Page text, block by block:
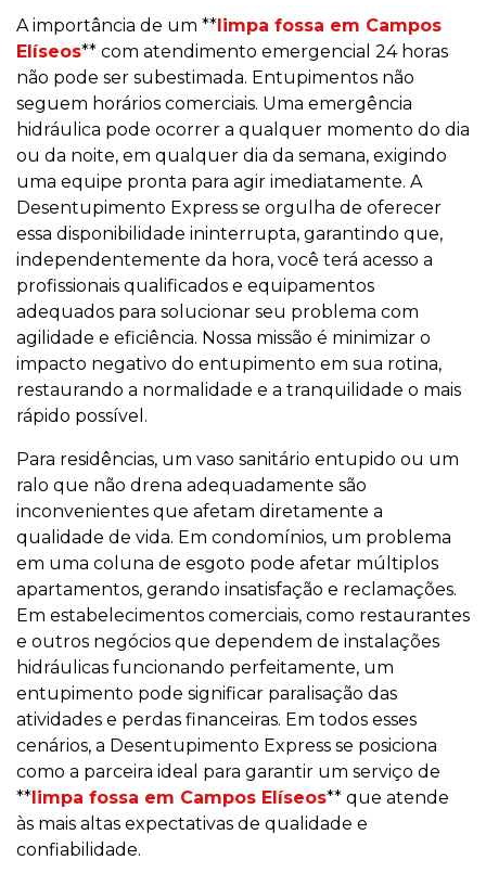
A importância de um ** limpa fossa em Campos
Elíseos** com atendimento emergencial 24 horas
não pode ser subestimada. Entupimentos não
seguem horários comerciais. Uma emergência
hidráulica pode ocorrer a qualquer momento do dia
ou da noite, em qualquer dia da semana, exigindo
uma equipe pronta para agir imediatamente. A
Desentupimento Express se orgulha de oferecer
essa disponibilidade ininterrupta, garantindo que,
independentemente da hora, você terá acesso a
profissionais qualificados e equipamentos
adequados para solucionar seu problema com
agilidade e eficiência. Nossa missão é minimizar o
impacto negativo do entupimento em sua rotina,
restaurando a normalidade e a tranquilidade o mais
rápido possível.
Para residências, um vaso sanitário entupido ou um
ralo que não drena adequadamente são
inconvenientes que afetam diretamente a
qualidade de vida. Em condomínios, um problema
em uma coluna de esgoto pode afetar múltiplos
apartamentos, gerando insatisfação e reclamações.
Em estabelecimentos comerciais, como restaurantes
e outros negócios que dependem de instalações
hidráulicas funcionando perfeitamente, um
entupimento pode significar paralisação das
atividades e perdas financeiras. Em todos esses
cenários, a Desentupimento Express se posiciona
como a parceira ideal para garantir um serviço de
** limpa fossa em Campos Elíseos** que atende
às mais altas expectativas de qualidade e
confiabilidade.